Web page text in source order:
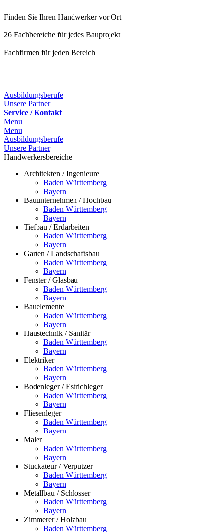
Finden Sie Ihren Handwerker vor Ort
26 Fachbereiche für jedes Bauprojekt
Fachfirmen für jeden Bereich
Ausbildungsberufe
Unsere Partner
Service / Kontakt
Menu
Menu
Ausbildungsberufe
Unsere Partner
Handwerkersbereiche
Architekten / Ingenieure
Baden Württemberg
Bayern
Bauunternehmen / Hochbau
Baden Württemberg
Bayern
Tiefbau / Erdarbeiten
Baden Württemberg
Bayern
Garten / Landschaftsbau
Baden Württemberg
Bayern
Fenster / Glasbau
Baden Württemberg
Bayern
Bauelemente
Baden Württemberg
Bayern
Haustechnik / Sanitär
Baden Württemberg
Bayern
Elektriker
Baden Württemberg
Bayern
Bodenleger / Estrichleger
Baden Württemberg
Bayern
Fliesenleger
Baden Württemberg
Bayern
Maler
Baden Württemberg
Bayern
Stuckateur / Verputzer
Baden Württemberg
Bayern
Metallbau / Schlosser
Baden Württemberg
Bayern
Zimmerer / Holzbau
Baden Württemberg